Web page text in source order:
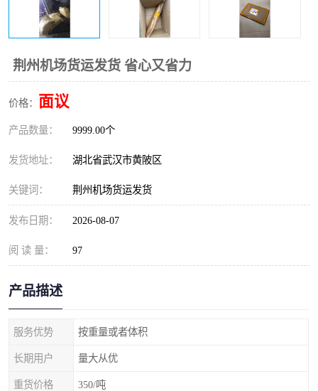
荆州机场货运发货 省心又省力
价格： 面议
产品数量： 9999.00个
发货地址： 湖北省武汉市黄陂区
关键词： 荆州机场货运发货
发布日期： 2026-08-07
阅 读 量： 97
产品描述
服务优势 按重量或者体积
长期用户 量大从优
重货价格 350/吨